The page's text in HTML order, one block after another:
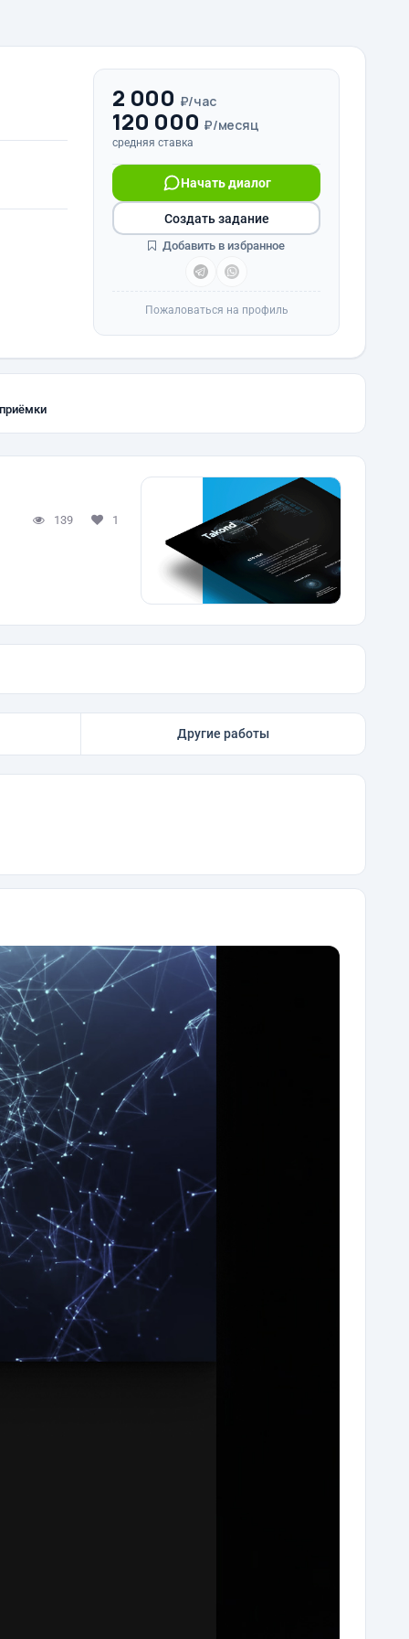
2 000 ₽/час
120 000 ₽/месяц
средняя ставка
Начать диалог
Создать задание
Добавить в избранное
Пожаловаться на профиль
139 1
Другие работы